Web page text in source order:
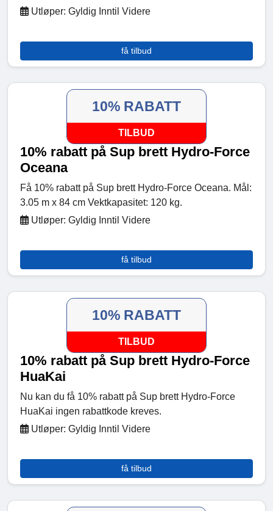
Utløper: Gyldig Inntil Videre
få tilbud
10% RABATT
TILBUD
10% rabatt på Sup brett Hydro-Force
Oceana
Få 10% rabatt på Sup brett Hydro-Force Oceana. Mål:
3.05 m x 84 cm Vektkapasitet: 120 kg.
Utløper: Gyldig Inntil Videre
få tilbud
10% RABATT
TILBUD
10% rabatt på Sup brett Hydro-Force
HuaKai
Nu kan du få 10% rabatt på Sup brett Hydro-Force
HuaKai ingen rabattkode kreves.
Utløper: Gyldig Inntil Videre
få tilbud